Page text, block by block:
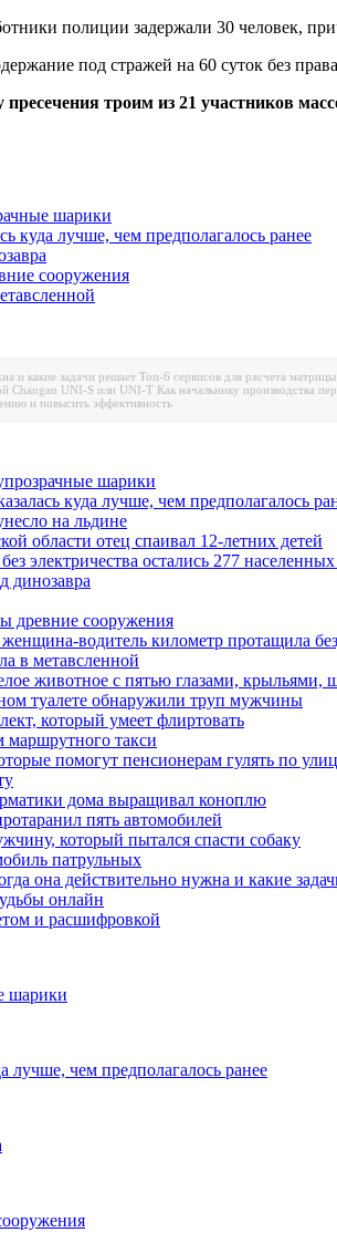
полиции задержали 30 человек,
под стражей на 60 суток без
пресечения троим из 21 участников
шарики
куда лучше, чем предполагалось ранее
сооружения
и какие задачи решает Топ-6 сервисов для расчета
Changan UNI-S или UNI-T Как начальнику производства
и повысить эффективность
шарики
куда лучше, чем предполагалось
на льдине
области отец спаивал 12-летних детей
электричества остались 277
динозавра
древние сооружения
водитель километр протащила
в метавсленной
животное с пятью глазами, крыльями,
туалете обнаружили труп мужчины
который умеет флиртовать
такси
помогут пенсионерам гулять по
дома выращивал коноплю
пять автомобилей
который пытался спасти собаку
патрульных
она действительно нужна и какие
онлайн
и расшифровкой
шарики
лучше, чем предполагалось ранее